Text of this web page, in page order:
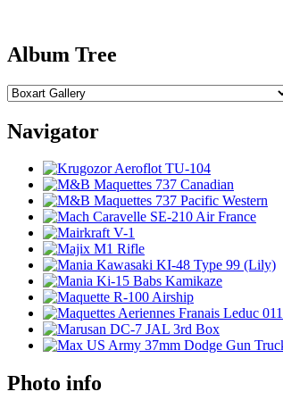
Album Tree
Navigator
Photo info